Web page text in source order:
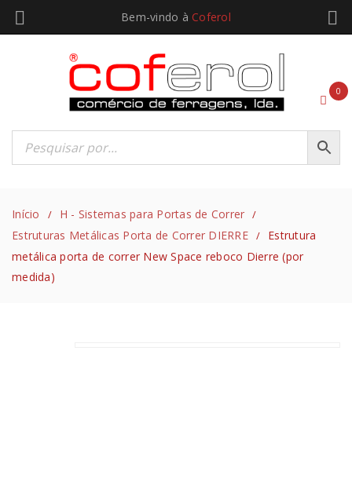
Bem-vindo à Coferol
0
Início / H - Sistemas para Portas de Correr /
Estruturas Metálicas Porta de Correr DIERRE /
Estrutura
metálica porta de correr New Space reboco Dierre (por
medida)